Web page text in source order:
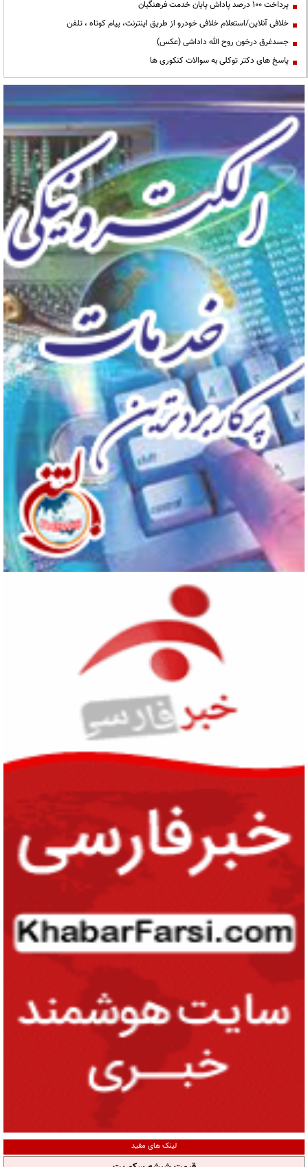
پرداخت ۱۰۰ درصد پاداش پایان خدمت فرهنگیان
خلافی آنلاین/استعلام خلافی خودرو از طریق اینترنت، پیام کوتاه ، تلفن
جسدغرق درخون روح الله داداشی (عکس)
پاسخ های دکتر توکلی به سوالات کنکوری ها
لینک های مفید